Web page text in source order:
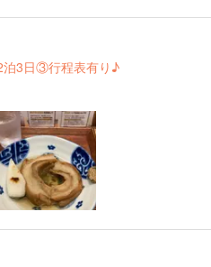
泊3日③行程表有り♪